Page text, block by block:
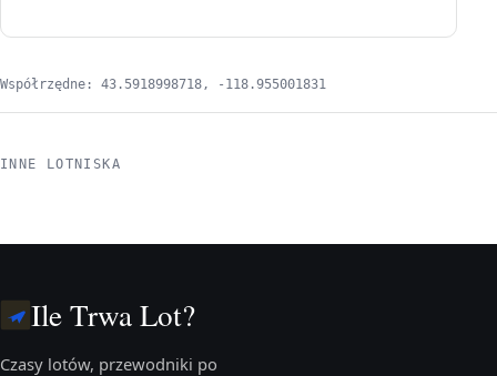
Współrzędne: 43.5918998718, -118.955001831
INNE LOTNISKA
Ile Trwa Lot?
Czasy lotów, przewodniki po